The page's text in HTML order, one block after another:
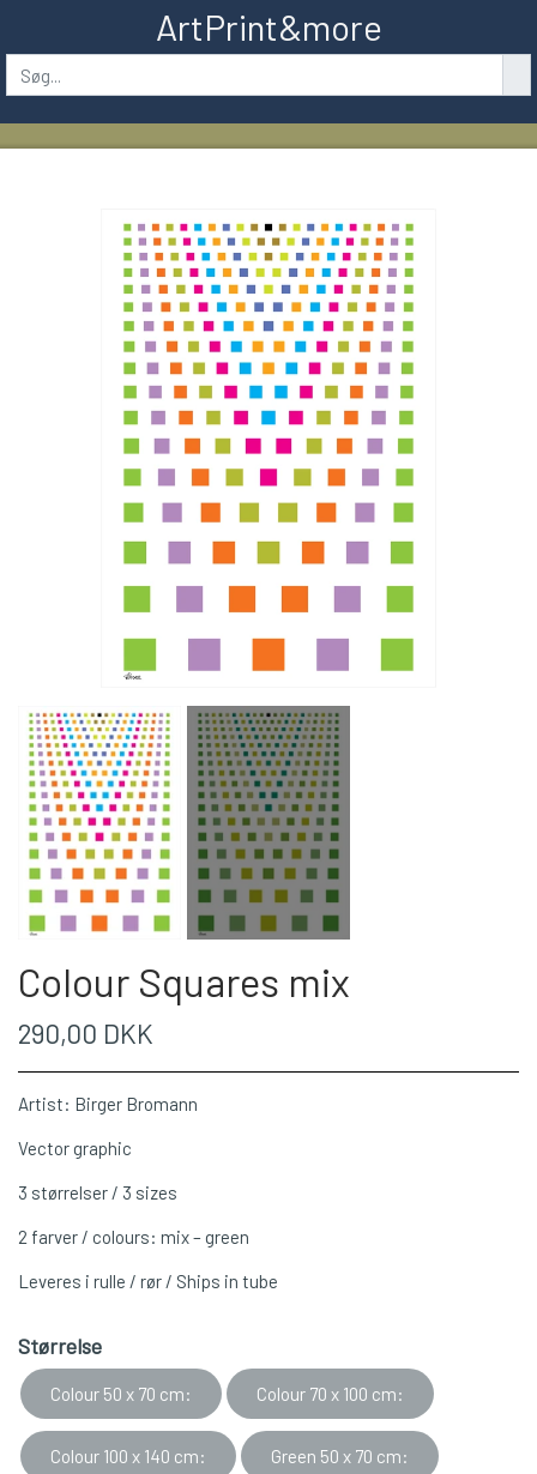
ArtPrint&more
Colour Squares mix
290,00 DKK
Artist: Birger Bromann
Vector graphic
3 størrelser / 3 sizes
2 farver / colours: mix – green
Leveres i rulle / rør / Ships in tube
Størrelse
Colour 50 x 70 cm: Colour 70 x 100 cm:
Colour 100 x 140 cm: Green 50 x 70 cm: